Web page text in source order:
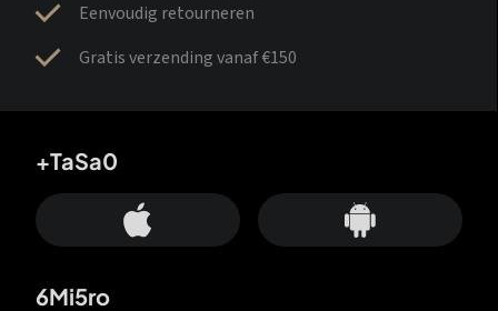
Eenvoudig retourneren
Gratis verzending vanaf €150
+TaSa0
6Mi5ro